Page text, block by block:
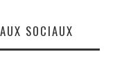
SOCIAUX